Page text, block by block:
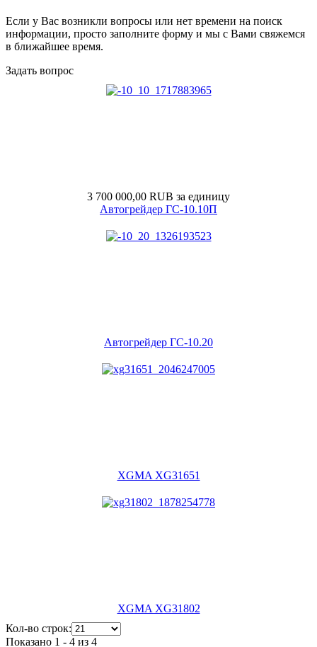
Если у Вас возникли вопросы или нет времени на поиск
информации, просто заполните форму и мы с Вами свяжемся
в ближайшее время.
Задать вопрос
3 700 000,00 RUB за единицу
Автогрейдер ГС-10.10П
Автогрейдер ГС-10.20
XGMA XG31651
XGMA XG31802
Кол-во строк:
Показано 1 - 4 из 4